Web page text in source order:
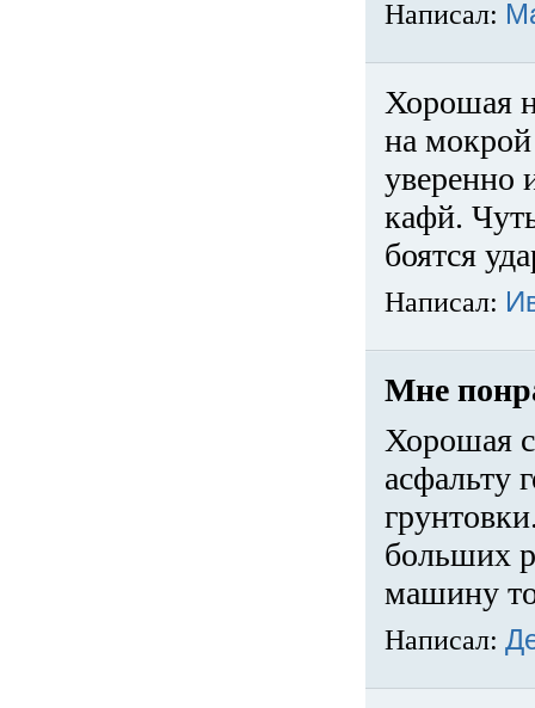
Написал:
Хорошая
на
уверенно
кафй.
боятся
Написал:
Мне
Хорошая
асфальту
больших
машину
Написал: